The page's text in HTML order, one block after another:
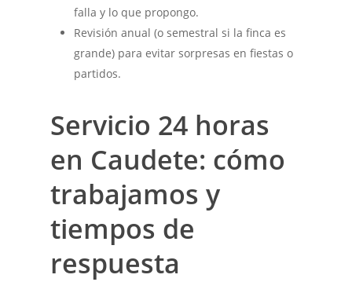
falla y lo que propongo.
Revisión anual (o semestral si la finca es
grande) para evitar sorpresas en fiestas o
partidos.
Servicio 24 horas
en Caudete: cómo
trabajamos y
tiempos de
respuesta